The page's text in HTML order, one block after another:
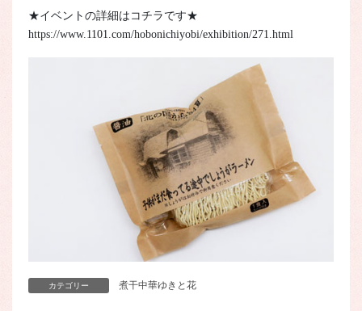
★イベントの詳細はコチラです★
https://www.1101.com/hobonichiyobi/exhibition/271.html
カテゴリー 煮干中華ゆきと花